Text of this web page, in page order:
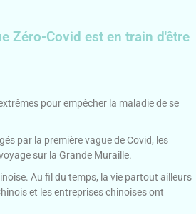
Zéro-Covid est en train d'être
pour empêcher la maladie de se
par la première vague de Covid, les
sur la Grande Muraille.
Au fil du temps, la vie partout ailleurs
et les entreprises chinoises ont